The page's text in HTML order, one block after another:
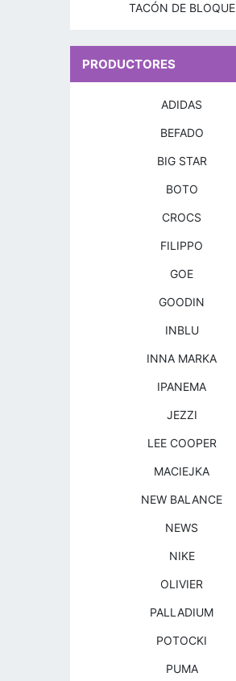
TACÓN DE BLOQUE
PRODUCTORES
ADIDAS
BEFADO
BIG STAR
BOTO
CROCS
FILIPPO
GOE
GOODIN
INBLU
INNA MARKA
IPANEMA
JEZZI
LEE COOPER
MACIEJKA
NEW BALANCE
NEWS
NIKE
OLIVIER
PALLADIUM
POTOCKI
PUMA